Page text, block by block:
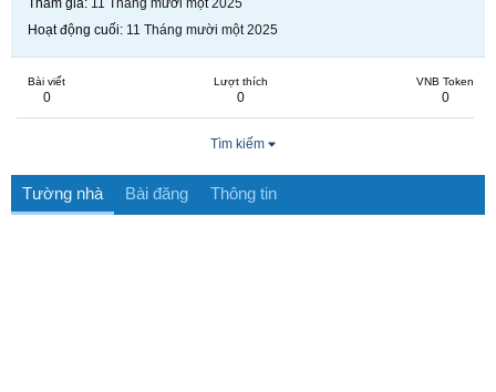
Tham gia 11 Tháng mười một 2025
Hoạt động cuối 11 Tháng mười một 2025
Bài viết
0
Lượt thích
0
VNB Token
0
Tìm kiếm
Tường nhà Bài đăng Thông tin